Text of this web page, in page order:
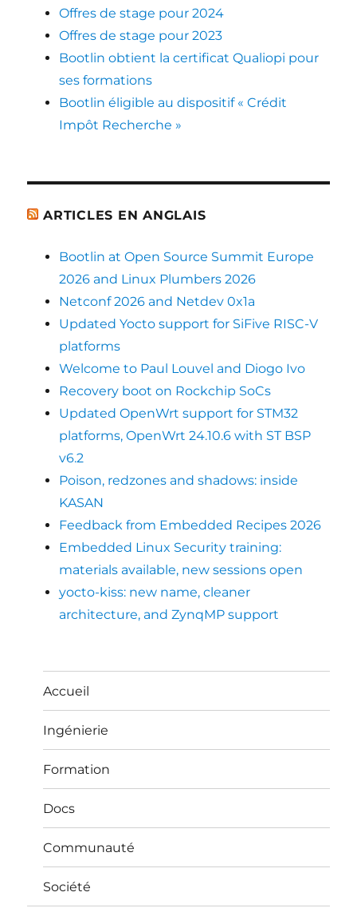
Offres de stage pour 2024
Offres de stage pour 2023
Bootlin obtient la certificat Qualiopi pour
ses formations
Bootlin éligible au dispositif « Crédit
Impôt Recherche »
ARTICLES EN ANGLAIS
Bootlin at Open Source Summit Europe
2026 and Linux Plumbers 2026
Netconf 2026 and Netdev 0x1a
Updated Yocto support for SiFive RISC-V
platforms
Welcome to Paul Louvel and Diogo Ivo
Recovery boot on Rockchip SoCs
Updated OpenWrt support for STM32
platforms, OpenWrt 24.10.6 with ST BSP
v6.2
Poison, redzones and shadows: inside
KASAN
Feedback from Embedded Recipes 2026
Embedded Linux Security training:
materials available, new sessions open
yocto-kiss: new name, cleaner
architecture, and ZynqMP support
Accueil
Ingénierie
Formation
Docs
Communauté
Société